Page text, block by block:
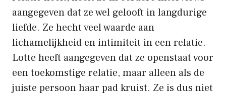
aangegeven dat ze wel gelooft in langdurige
liefde. Ze hecht veel waarde aan
lichamelijkheid en intimiteit in een relatie.
Lotte heeft aangegeven dat ze openstaat voor
een toekomstige relatie, maar alleen als de
juiste persoon haar pad kruist. Ze is dus niet